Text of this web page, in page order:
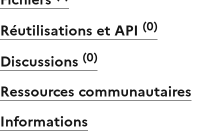
Réutilisations et API (0)
Discussions (0)
Ressources communautaires
Informations